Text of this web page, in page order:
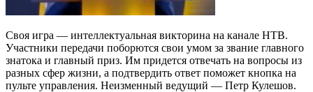
Своя игра — интеллектуальная викторина на канале НТВ.
Участники передачи поборются свои умом за звание главного
знатока и главный приз. Им придется отвечать на вопросы из
разных сфер жизни, а подтвердить ответ поможет кнопка на
пульте управления. Неизменный ведущий — Петр Кулешов.